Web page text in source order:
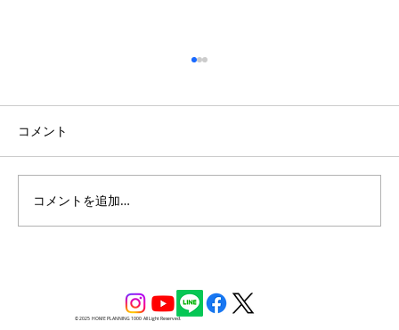
コメント
コメントを追加…
© 2025 HOME PLANNING 1000 All Light Reserved.